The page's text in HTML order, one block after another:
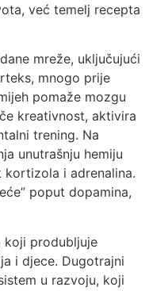
već temelj recepta
mreže, uključujući
mnogo prije
pomaže mozgu
kreativnost, aktivira
trening. Na
unutrašnju hemiju
kortizola i adrenalina.
poput dopamina,
koji produbljuje
i djece. Dugotrajni
u razvoju, koji